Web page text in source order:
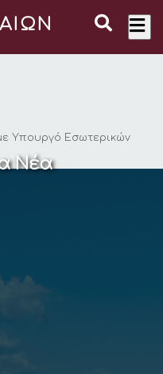
Υπουργό Εσωτερικών
Νέα